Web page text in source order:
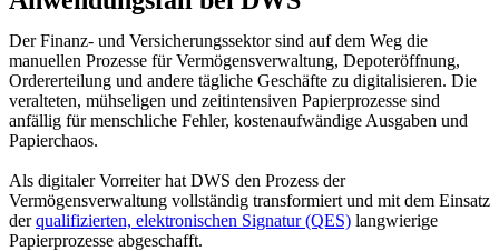
Der Finanz- und Versicherungssektor sind auf dem Weg die
manuellen Prozesse für Vermögensverwaltung, Depoteröffnung,
Ordererteilung und andere tägliche Geschäfte zu digitalisieren. Die
veralteten, mühseligen und zeitintensiven Papierprozesse sind
anfällig für menschliche Fehler, kostenaufwändige Ausgaben und
Papierchaos.
Als digitaler Vorreiter hat DWS den Prozess der
Vermögensverwaltung vollständig transformiert und mit dem Einsatz
derqualifizierten, elektronischen Signatur (QES) langwierige
Papierprozesse abgeschafft.